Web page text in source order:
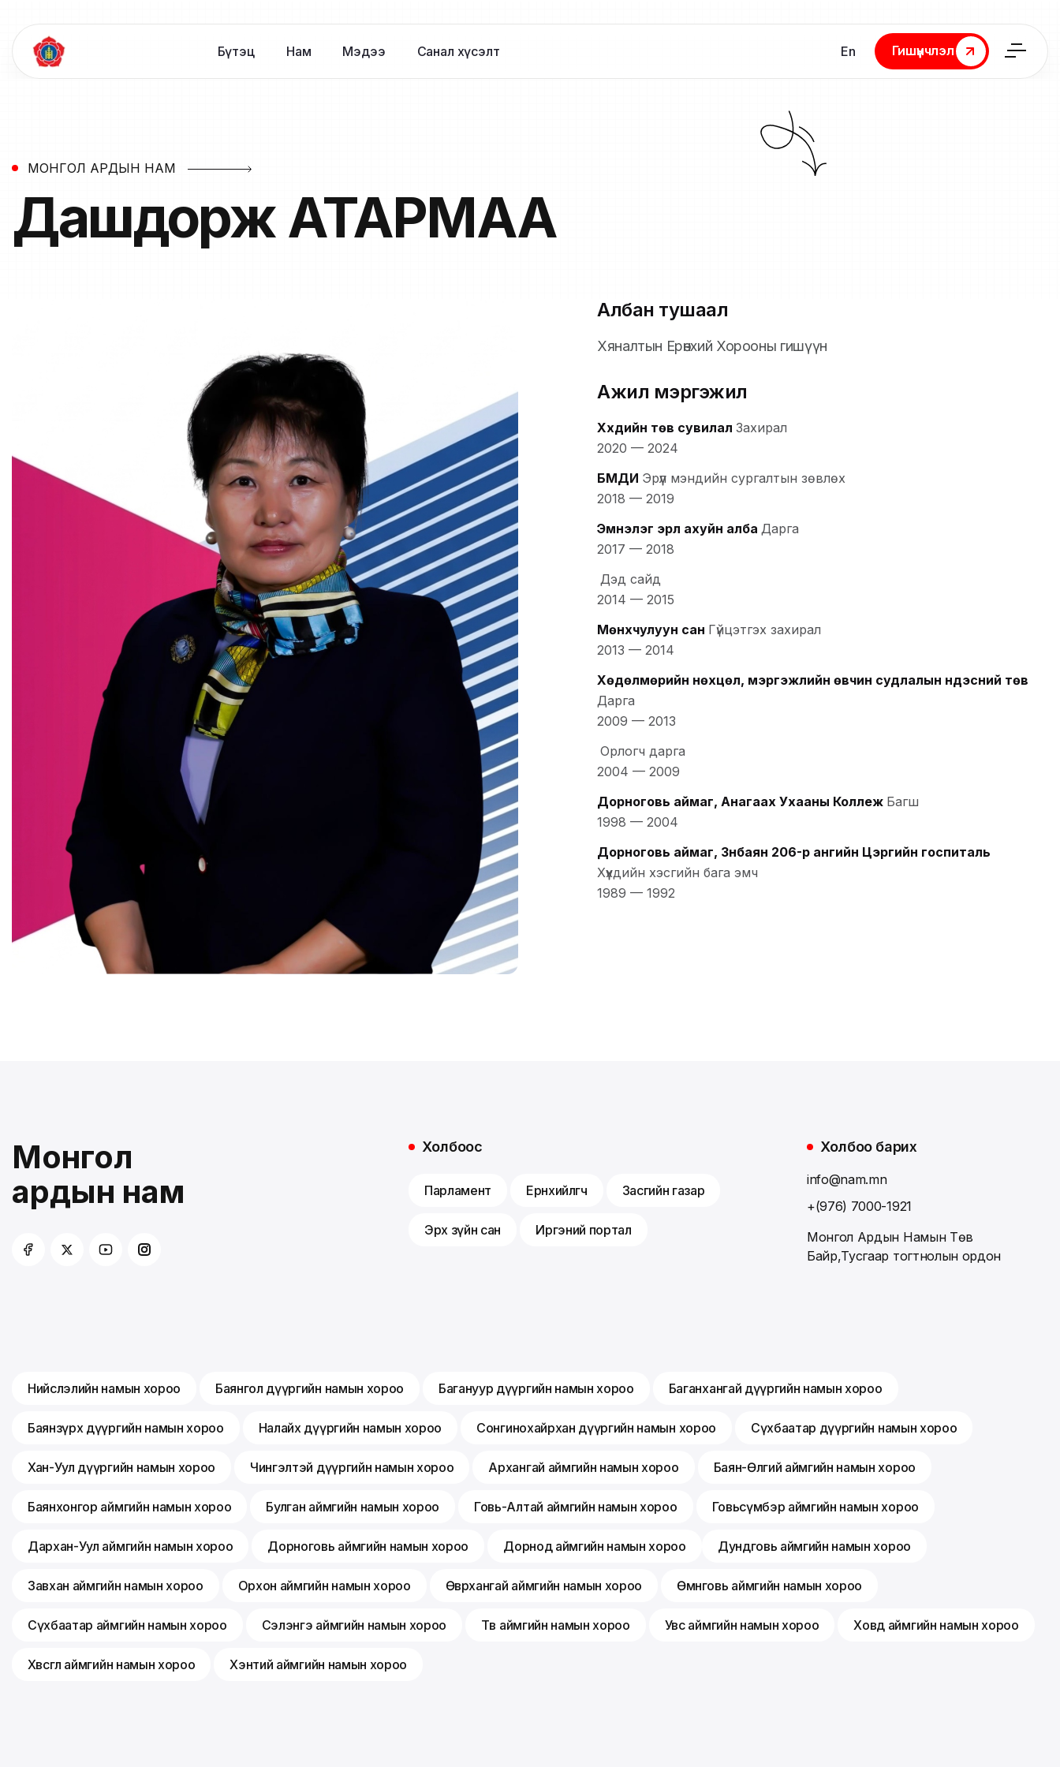
Бүтэц Нам Мэдээ Санал хүсэлт En
Гишүүнчлэл
Гишүүнчлэл
МОНГОЛ АРДЫН НАМ
ДашдоржАТАРМАА
Албан тушаал
Хяналтын Ерөнхий Хорооны гишүүн
Ажил мэргэжил
Хүүхдийн төв сувилал Захирал
2020 — 2024
БМДИ Эрүүл мэндийн сургалтын зөвлөх
2018 — 2019
Эмнэлэг эрүүл ахуйн алба Дарга
2017 — 2018
Дэд сайд
2014 — 2015
Мөнхчулуун сан Гүйцэтгэх захирал
2013 — 2014
Хөдөлмөрийн нөхцөл, мэргэжлийн өвчин судлалын үндэсний төв
Дарга
2009 — 2013
Орлогч дарга
2004 — 2009
Дорноговь аймаг, Анагаах Ухааны Коллеж Багш
1998 — 2004
Дорноговь аймаг, Зүүнбаян 206-р ангийн Цэргийн госпиталь
Хүүхдийн хэсгийн бага эмч
1989 — 1992
Монгол
ардын нам
Холбоос
Парламент Ерөнхийлөгч Засгийн газар
Эрх зүйн сан Иргэний портал
Холбоо барих
info@nam.mn
+(976) 7000-1921
Монгол Ардын Намын Төв
Байр,Тусгаар тогтнолын ордон
Нийслэлийн намын хороо Баянгол дүүргийн намын хороо Багануур дүүргийн намын хороо Баганхангай дүүргийн намын хороо
Баянзүрх дүүргийн намын хороо Налайх дүүргийн намын хороо Сонгинохайрхан дүүргийн намын хороо Сүхбаатар дүүргийн намын хороо
Хан-Уул дүүргийн намын хороо Чингэлтэй дүүргийн намын хороо Архангай аймгийн намын хороо Баян-Өлгий аймгийн намын хороо
Баянхонгор аймгийн намын хороо Булган аймгийн намын хороо Говь-Алтай аймгийн намын хороо Говьсүмбэр аймгийн намын хороо
Дархан-Уул аймгийн намын хороо Дорноговь аймгийн намын хороо Дорнод аймгийн намын хороо Дундговь аймгийн намын хороо
Завхан аймгийн намын хороо Орхон аймгийн намын хороо Өвөрхангай аймгийн намын хороо Өмнөговь аймгийн намын хороо
Сүхбаатар аймгийн намын хороо Сэлэнгэ аймгийн намын хороо Төв аймгийн намын хороо Увс аймгийн намын хороо Ховд аймгийн намын хороо
Хөвсгөл аймгийн намын хороо Хэнтий аймгийн намын хороо